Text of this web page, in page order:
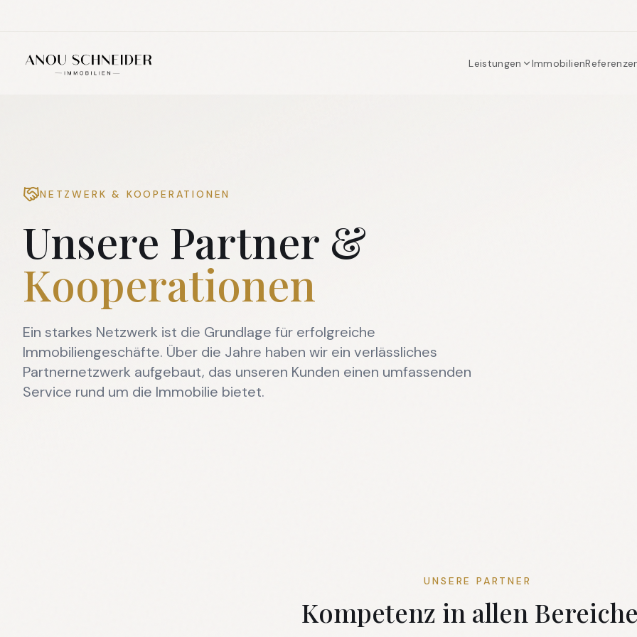
Leistungen Immobilien
NETZWERK & KOOPERATIONEN
Unsere Partner &
Kooperationen
Ein starkes Netzwerk ist die Grundlage für erfolgreiche
Immobiliengeschäfte. Über die Jahre haben wir ein verlässliches
Partnernetzwerk aufgebaut, das unseren Kunden einen umfassenden
Service rund um die Immobilie bietet.
UNSERE PARTNER
Kompetenz in allen